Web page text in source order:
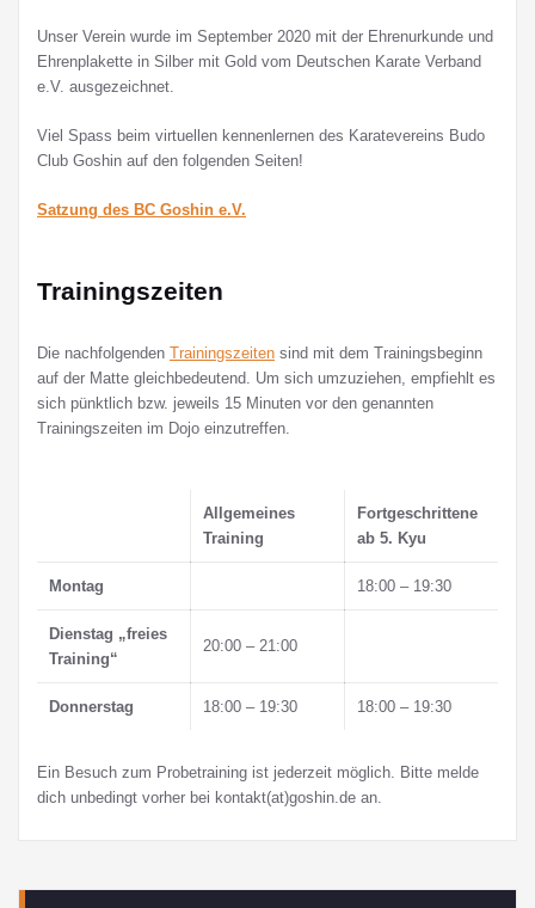
Unser Verein wurde im September 2020 mit der Ehrenurkunde und
Ehrenplakette in Silber mit Gold vom Deutschen Karate Verband
e.V. ausgezeichnet.
Viel Spass beim virtuellen kennenlernen des Karatevereins Budo
Club Goshin auf den folgenden Seiten!
Satzung des BC Goshin e.V.
Trainingszeiten
Die nachfolgenden Trainingszeiten sind mit dem Trainingsbeginn
auf der Matte gleichbedeutend. Um sich umzuziehen, empfiehlt es
sich pünktlich bzw. jeweils 15 Minuten vor den genannten
Trainingszeiten im Dojo einzutreffen.
Allgemeines
Training
Fortgeschrittene
ab 5. Kyu
Montag 18:00 – 19:30
Dienstag „freies
Training“
20:00 – 21:00
Donnerstag 18:00 – 19:30 18:00 – 19:30
Ein Besuch zum Probetraining ist jederzeit möglich. Bitte melde
dich unbedingt vorher bei kontakt(at)goshin.de an.